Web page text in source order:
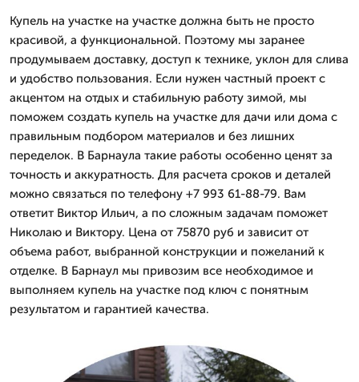
Купель на участке на участке должна быть не просто
красивой, а функциональной. Поэтому мы заранее
продумываем доставку, доступ к технике, уклон для слива
и удобство пользования. Если нужен частный проект с
акцентом на отдых и стабильную работу зимой, мы
поможем создать купель на участке для дачи или дома с
правильным подбором материалов и без лишних
переделок. В Барнаула такие работы особенно ценят за
точность и аккуратность. Для расчета сроков и деталей
можно связаться по телефону +7 993 61-88-79. Вам
ответит Виктор Ильич, а по сложным задачам поможет
Николаю и Виктору. Цена от 75870 руб и зависит от
объема работ, выбранной конструкции и пожеланий к
отделке. В Барнаул мы привозим все необходимое и
выполняем купель на участке под ключ с понятным
результатом и гарантией качества.